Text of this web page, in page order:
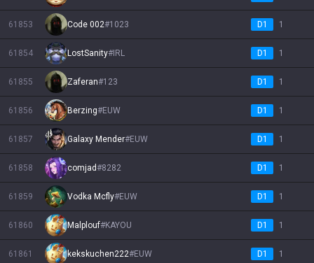
61853 Code 002#1023 D1 1
61854 LostSanity# IRL D1 1
61855 Zaferan#123 D1 1
61856 Berzing#EUW D1 1
61857 Galaxy Mender#EUW D1 1
61858 comjad#8282 D1 1
61859 Vodka Mcfly#EUW D1 1
61860 Malplouf#KAYOU D1 1
61861 kekskuchen222#EUW D1 1